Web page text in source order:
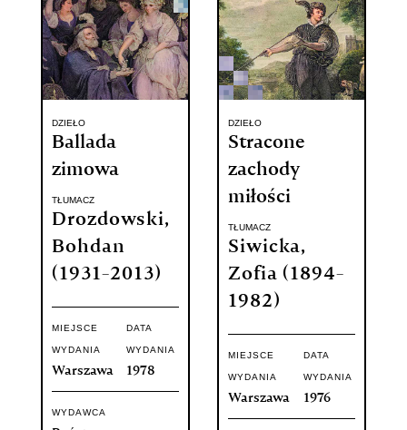
DZIEŁO
Ballada
zimowa
TŁUMACZ
Drozdowski,
Bohdan
(1931-2013)
MIEJSCE
WYDANIA
Warszawa
DATA
WYDANIA
1978
WYDAWCA
DZIEŁO
Stracone
zachody
miłości
TŁUMACZ
Siwicka,
Zofia (1894-
1982)
MIEJSCE
WYDANIA
Warszawa
DATA
WYDANIA
1976